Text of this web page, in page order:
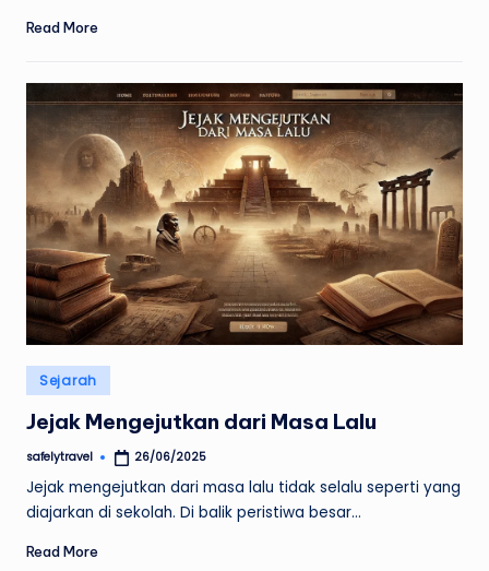
Read More
Posted
in
Sejarah
Jejak Mengejutkan dari Masa Lalu
Posted
safelytravel 26/06/2025
Jejak mengejutkan dari masa lalu tidak selalu seperti yang
diajarkan di sekolah. Di balik peristiwa besar…
Read More